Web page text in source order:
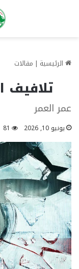
الرئيسية | مقالات
تلافيف
عمر العمر
يونيو 10, 2026 81